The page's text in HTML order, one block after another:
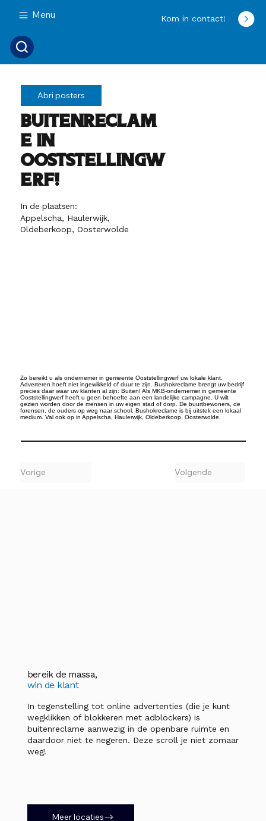
Menu Kom in contact!
Abri posters
Buitenreclam
e in
Ooststellingw
erf!
In de plaatsen:
Appelscha, Haulerwijk,
Oldeberkoop, Oosterwolde
Zo bereikt u als ondernemer in gemeente Ooststellingwerf uw lokale klant.
Adverteren hoeft niet ingewikkeld of duur te zijn. Bushokreclame brengt uw bedrijf
precies daar waar uw klanten al zijn: Buiten! Als MKB-ondernemer in gemeente
Ooststellingwerf heeft u geen behoefte aan een landelijke campagne. U wilt
gezien worden door de mensen in uw eigen stad of dorp. De buurtbewoners, de
forensen, de ouders op weg naar school. Bushokreclame is bij uitstek een lokaal
medium. Val ook op in Appelscha, Haulerwijk, Oldeberkoop, Oosterwolde.
Vorige Volgende
bereik de massa,
win de klant
In tegenstelling tot online advertenties (die je kunt
wegklikken of blokkeren met adblockers) is
buitenreclame aanwezig in de openbare ruimte en
daardoor niet te negeren. Deze scroll je niet zomaar
weg!
Meer locaties